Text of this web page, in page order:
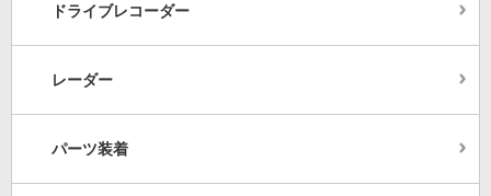
ドライブレコーダー
レーダー
パーツ装着